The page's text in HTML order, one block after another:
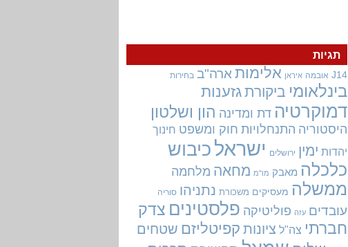
תגיות
J14 אובמה איראן אלימות ארה"ב בחירות
בינלאומי ביקורתגזענות
דמוקרטיה דת ומדינה הון ושלטון
היסטוריה התנחלויות חוק ומשפט חינוך
יהדות ימין ירושלים ישראל כיבוש
כלכלה מאבק מו"מ מחאה מלחמה
ממשלה מעסיקים משכורת נתניהו סוריה
עובדים עזה פוליטיקה פלסטינים צדק
חברתי צה"ל ציונות קפיטליזם שטחים